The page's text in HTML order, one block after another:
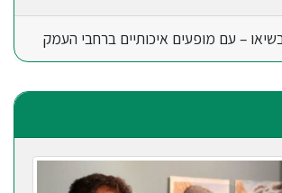
– עם מופעים איכותיים ברחבי העמק